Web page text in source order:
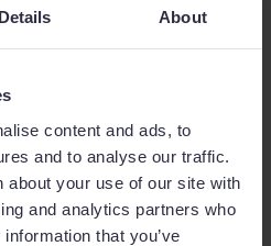
Details About
content and ads, to
and to analyse our traffic.
about your use of our site with
and analytics partners who
that you’ve
team.
questa strategia e dovrà
ai target assegnati: così
se i tuoi commerciali
con quanto
essere consapevole di